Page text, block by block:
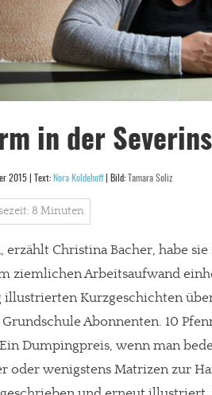
in der
2015 | Text: Nora Koldehoff| Bild: Tamara Soliz
8 Minuten
erzählt Christina Bacher, habe
ziemlichen Arbeitsaufwand
illustrierten Kurzgeschichten
Abonnenten. 10
Dumpingpreis, wenn man
oder wenigstens Matrizen zur